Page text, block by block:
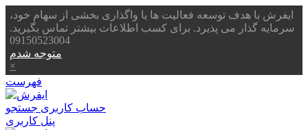
ایفرش با هدف توسعه فعالیت ها یا واگذاری بخشی از سهام خود،
سرمایه گذار می پذیرد. برای کسب اطلاعات بیشتر تماس بگیرید.
09150523004
متوجه شدم
×
فهرست
حساب کاربری جستجو
پنل کاربری